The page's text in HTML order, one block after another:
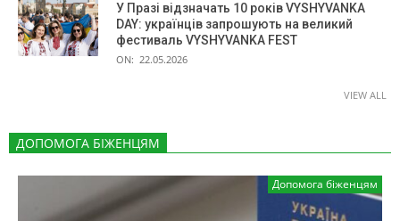
У Празі відзначать 10 років VYSHYVANKA
DAY: українців запрошують на великий
фестиваль VYSHYVANKA FEST
ON: 22.05.2026
VIEW ALL
ДОПОМОГА БІЖЕНЦЯМ
Допомога біженцям